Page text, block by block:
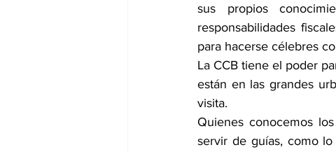
sus propios
responsabilidades
para hacerse célebres
La CCB tiene el poder
están en las grandes
visita.
Quienes conocemos
servir de guías, como